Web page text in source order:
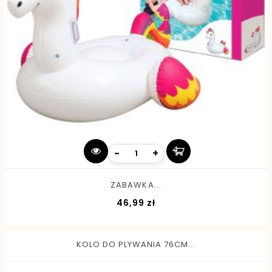
- +
ZABAWKA...
46,99 złCena
KOLO DO PLYWANIA 76CM...